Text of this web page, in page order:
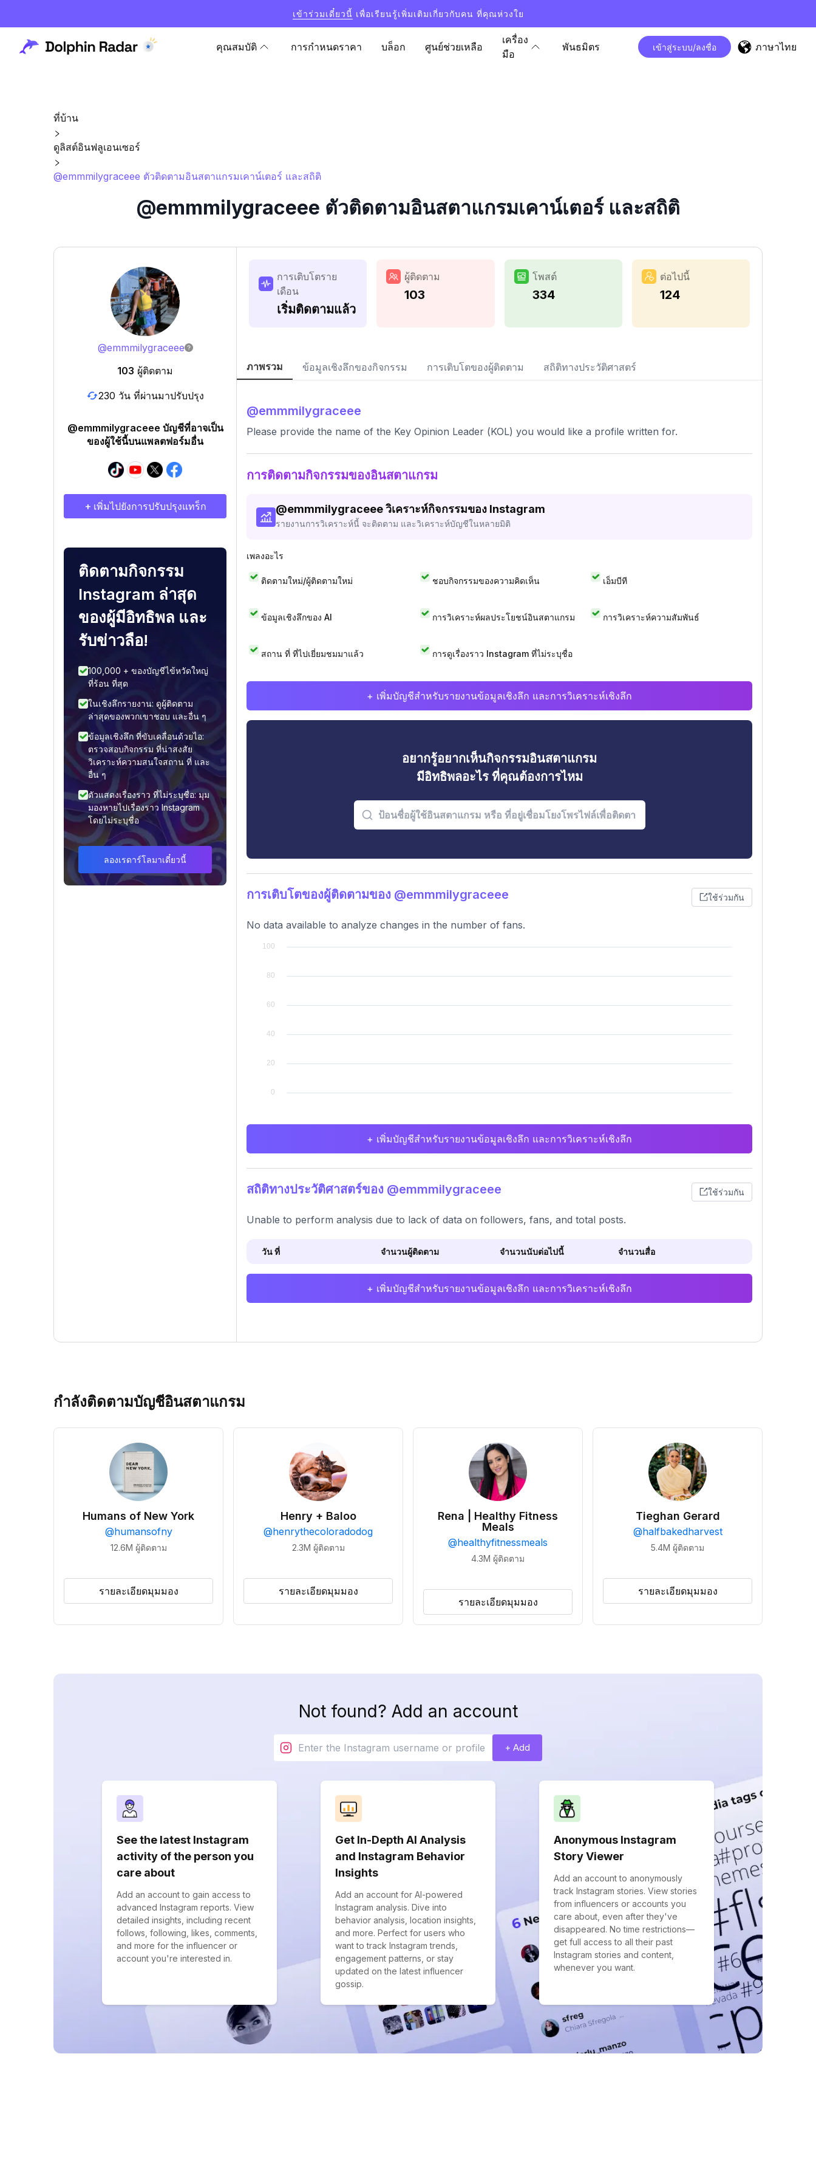
เข้าร่วมเดี๋ยวนี้ เพื่อเรียนรู้เพิ่มเติมเกี่ยวกับคน ที่คุณห่วงใย
คุณสมบัติ การกำหนดราคา บล็อก ศูนย์ช่วยเหลือ
เครื่อง
มือ
พันธมิตร เข้าสู่ระบบ/ลงชื่อ ภาษาไทย
ที่บ้าน
ดูลิสต์อินฟลูเอนเซอร์
@emmmilygraceee ตัวติดตามอินสตาแกรมเคาน์เตอร์ และสถิติ
@emmmilygraceee ตัวติดตามอินสตาแกรมเคาน์เตอร์ และสถิติ
@emmmilygraceee
103 ผู้ติดตาม
230 วัน ที่ผ่านมาปรับปรุง
@emmmilygraceee บัญชีที่อาจเป็น
ของผู้ใช้นี้บนแพลตฟอร์มอื่น
+ เพิ่มไปยังการปรับปรุงแทร็ก
ติดตามกิจกรรม
Instagram ล่าสุด
ของผู้มีอิทธิพล และ
รับข่าวลือ!
100,000 + ของบัญชีไข้หวัดใหญ่
ที่ร้อน ที่สุด
ในเชิงลึกรายงาน: ดูผู้ติดตาม
ล่าสุดของพวกเขาชอบ และอื่น ๆ
ข้อมูลเชิงลึก ที่ขับเคลื่อนด้วยไอ:
ตรวจสอบกิจกรรม ที่น่าสงสัย
วิเคราะห์ความสนใจสถาน ที่ และ
อื่น ๆ
ตัวแสดงเรื่องราว ที่ไม่ระบุชื่อ: มุม
มองหายไปเรื่องราว Instagram
โดยไม่ระบุชื่อ
ลองเรดาร์โลมาเดี๋ยวนี้
การเติบโตราย
เดือน
เริ่มติดตามแล้ว
ผู้ติดตาม
103
โพสต์
334
ต่อไปนี้
124
ภาพรวม ข้อมูลเชิงลึกของกิจกรรม การเติบโตของผู้ติดตาม สถิติทางประวัติศาสตร์
@emmmilygraceee
Please provide the name of the Key Opinion Leader (KOL) you would like a profile written for.
การติดตามกิจกรรมของอินสตาแกรม
@emmmilygraceeeวิเคราะห์กิจกรรมของ Instagram
รายงานการวิเคราะห์นี้ จะติดตาม และวิเคราะห์บัญชีในหลายมิติ
เพลงอะไร
ติดตามใหม่/ผู้ติดตามใหม่ ชอบกิจกรรมของความคิดเห็น เอ็มบีที
ข้อมูลเชิงลึกของ AI การวิเคราะห์ผลประโยชน์อินสตาแกรม การวิเคราะห์ความสัมพันธ์
สถาน ที่ ที่ไปเยี่ยมชมมาแล้ว การดูเรื่องราว Instagram ที่ไม่ระบุชื่อ
+ เพิ่มบัญชีสำหรับรายงานข้อมูลเชิงลึก และการวิเคราะห์เชิงลึก
อยากรู้อยากเห็นกิจกรรมอินสตาแกรม
มีอิทธิพลอะไร ที่คุณต้องการไหม
การเติบโตของผู้ติดตามของ @emmmilygraceee ใช้ร่วมกัน
No data available to analyze changes in the number of fans.
+ เพิ่มบัญชีสำหรับรายงานข้อมูลเชิงลึก และการวิเคราะห์เชิงลึก
สถิติทางประวัติศาสตร์ของ @emmmilygraceee ใช้ร่วมกัน
Unable to perform analysis due to lack of data on followers, fans, and total posts.
วัน ที่ จำนวนผู้ติดตาม จำนวนนับต่อไปนี้ จำนวนสื่อ
+ เพิ่มบัญชีสำหรับรายงานข้อมูลเชิงลึก และการวิเคราะห์เชิงลึก
กำลังติดตามบัญชีอินสตาแกรม
Humans of New York
@humansofny
12.6M ผู้ติดตาม
รายละเอียดมุมมอง
Henry + Baloo
@henrythecoloradodog
2.3M ผู้ติดตาม
รายละเอียดมุมมอง
Rena | Healthy Fitness
Meals
@healthyfitnessmeals
4.3M ผู้ติดตาม
รายละเอียดมุมมอง
Tieghan Gerard
@halfbakedharvest
5.4M ผู้ติดตาม
รายละเอียดมุมมอง
Not found? Add an account
+ Add
See the latest Instagram
activity of the person you
care about
Add an account to gain access to
advanced Instagram reports. View
detailed insights, including recent
follows, following, likes, comments,
and more for the influencer or
account you're interested in.
Get In-Depth AI Analysis
and Instagram Behavior
Insights
Add an account for AI-powered
Instagram analysis. Dive into
behavior analysis, location insights,
and more. Perfect for users who
want to track Instagram trends,
engagement patterns, or stay
updated on the latest influencer
gossip.
Anonymous Instagram
Story Viewer
Add an account to anonymously
track Instagram stories. View stories
from influencers or accounts you
care about, even after they've
disappeared. No time restrictions—
get full access to all their past
Instagram stories and content,
whenever you want.